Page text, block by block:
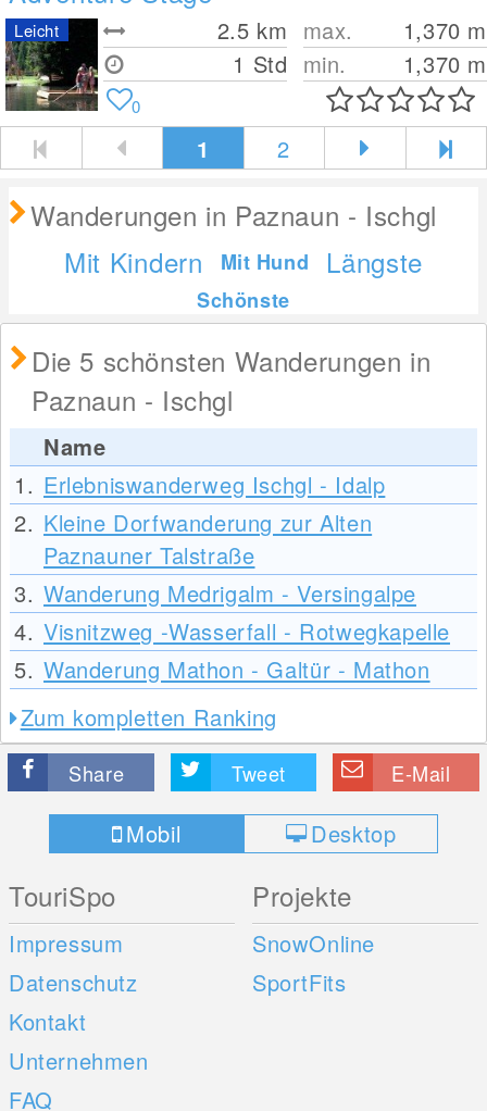
2.5 km
1 Std
max. 1,370 m
min.
1,370 m
Leicht
0
1 2
Wanderungen in Paznaun - Ischgl
Mit Kindern
Mit Hund Längste
Schönste
Die 5 schönsten Wanderungen in
Paznaun - Ischgl
Name
1. Erlebniswanderweg Ischgl - Idalp
2. Kleine Dorfwanderung zur Alten
Paznauner Talstraße
3. Wanderung Medrigalm - Versingalpe
4. Visnitzweg -Wasserfall - Rotwegkapelle
5. Wanderung Mathon - Galtür - Mathon
Zum kompletten Ranking
Share Tweet E-Mail
Mobil Desktop
TouriSpo
Impressum
Datenschutz
Kontakt
Unternehmen
FAQ
Projekte
SnowOnline
SportFits